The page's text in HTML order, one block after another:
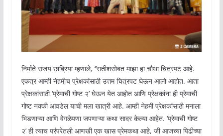
निर्माते संजय छाब्रिया म्हणाले, ‘’सतीशसोबत माझा हा चौथा चित्रपट आहे.
एकत्र आम्ही नेहमीच प्रेक्षकांसाठी उत्तम चित्रपट घेऊन आलो आहोत. आता
प्रेक्षकांसाठी ‘प्रेमाची गोष्ट २’ घेऊन येत आहोत आणि प्रेक्षकांना ही प्रेमाची
गोष्ट नक्की आवडेल याची मला खात्री आहे. आम्ही नेहमी प्रेक्षकांसाठी मनाला
भिडणाऱ्या आणि वेगळेपणा जपणाऱ्या कथा सादर केल्या आहेत. ‘प्रेमाची गोष्ट
२’ ही त्याच परंपरेतली आणखी एक खास प्रेमकथा आहे, जी आजच्या पिढीच्या